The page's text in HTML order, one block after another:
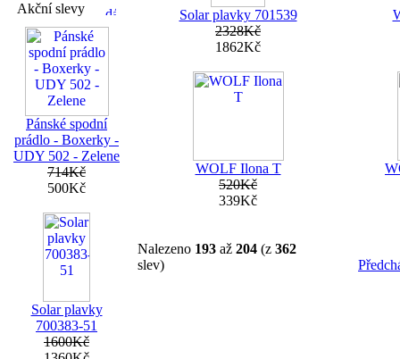
Akční slevy
Pánské spodní
prádlo - Boxerky -
UDY 502 - Zelene
714Kč
500Kč
Solar plavky
700383-51
1600Kč
Solar plavky 701539
2328Kč
1862Kč
WOLF Ilona T
520Kč
339Kč
Nalezeno 193 až 204 (z 362
slev)